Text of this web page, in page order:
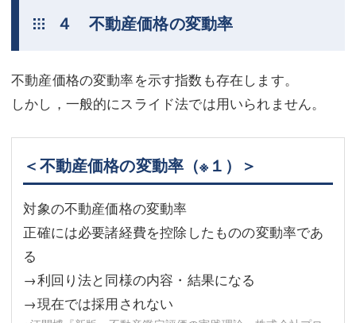
４ 不動産価格の変動率
不動産価格の変動率を示す指数も存在します。
しかし，一般的にスライド法では用いられません。
＜不動産価格の変動率 （※１） ＞
対象の不動産価格の変動率
正確には必要諸経費を控除したものの変動率であ
る
→利回り法と同様の内容・結果になる
→現在では採用されない